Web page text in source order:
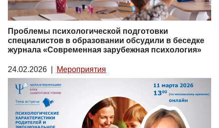
Проблемы психологической подготовки
специалистов в образовании обсудили в беседке
журнала «Современная зарубежная психология»
24.02.2026 Мероприятия